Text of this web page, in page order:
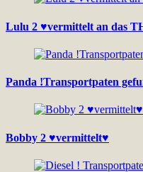
Lulu 2 ♥vermittelt an das
Panda !Transportpaten
Bobby 2 ♥vermittelt♥